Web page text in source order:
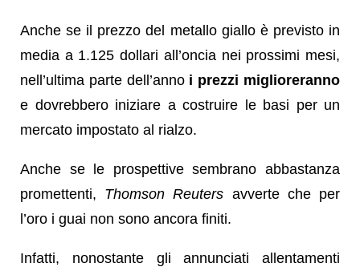
Anche se il prezzo del metallo giallo è previsto in
media a 1.125 dollari all’oncia nei prossimi mesi,
nell’ultima parte dell’anno i prezzi miglioreranno
e dovrebbero iniziare a costruire le basi per un
mercato impostato al rialzo.
Anche se le prospettive sembrano abbastanza
promettenti, Thomson Reuters avverte che per
l’oro i guai non sono ancora finiti.
Infatti, nonostante gli annunciati allentamenti